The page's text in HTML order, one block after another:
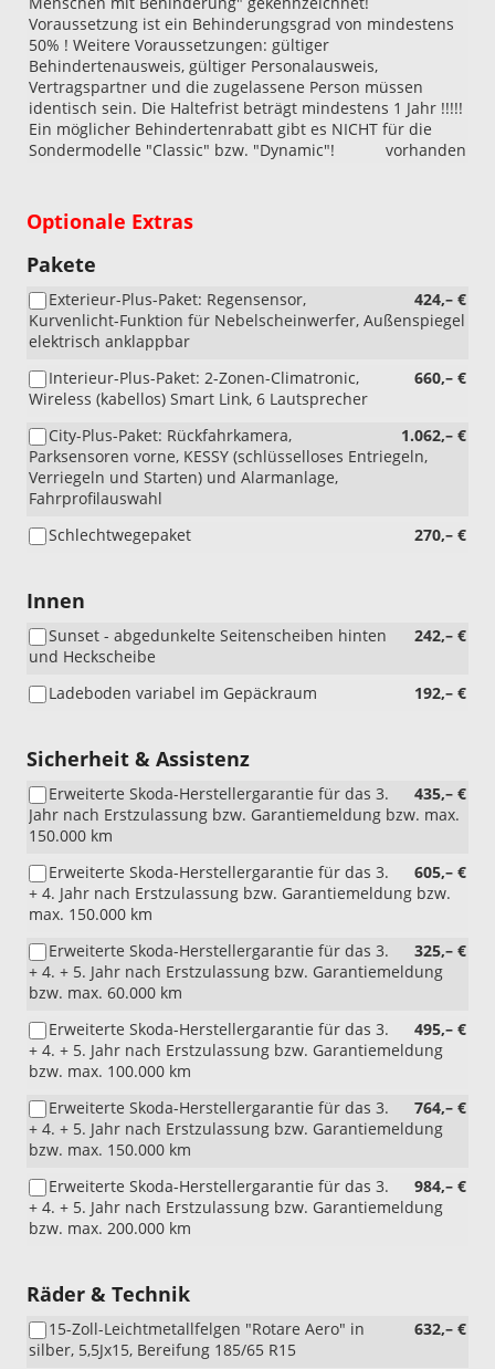
Voraussetzung ist ein Behinderungsgrad von mindestens
50% ! Weitere Voraussetzungen: gültiger
Behindertenausweis, gültiger Personalausweis,
Vertragspartner und die zugelassene Person müssen
identisch sein. Die Haltefrist beträgt mindestens 1 Jahr !!!!!
Ein möglicher Behindertenrabatt gibt es NICHT für die
Sondermodelle "Classic" bzw. "Dynamic"!
vorhanden
Optionale Extras
Pakete
424,– €
Exterieur-Plus-Paket: Regensensor,
Kurvenlicht-Funktion für Nebelscheinwerfer, Außenspiegel
elektrisch anklappbar
660,– €
Interieur-Plus-Paket: 2-Zonen-Climatronic,
Wireless (kabellos) Smart Link, 6 Lautsprecher
1.062,– €
City-Plus-Paket: Rückfahrkamera,
Parksensoren vorne, KESSY (schlüsselloses Entriegeln,
Verriegeln und Starten) und Alarmanlage,
Fahrprofilauswahl
270,– €
Schlechtwegepaket
Innen
242,– €
Sunset - abgedunkelte Seitenscheiben hinten
und Heckscheibe
192,– €
Ladeboden variabel im Gepäckraum
Sicherheit & Assistenz
435,– €
Erweiterte Skoda-Herstellergarantie für das 3.
Jahr nach Erstzulassung bzw. Garantiemeldung bzw. max.
150.000 km
605,– €
Erweiterte Skoda-Herstellergarantie für das 3.
+ 4. Jahr nach Erstzulassung bzw. Garantiemeldung bzw.
max. 150.000 km
325,– €
Erweiterte Skoda-Herstellergarantie für das 3.
+ 4. + 5. Jahr nach Erstzulassung bzw. Garantiemeldung
bzw. max. 60.000 km
495,– €
Erweiterte Skoda-Herstellergarantie für das 3.
+ 4. + 5. Jahr nach Erstzulassung bzw. Garantiemeldung
bzw. max. 100.000 km
764,– €
Erweiterte Skoda-Herstellergarantie für das 3.
+ 4. + 5. Jahr nach Erstzulassung bzw. Garantiemeldung
bzw. max. 150.000 km
984,– €
Erweiterte Skoda-Herstellergarantie für das 3.
+ 4. + 5. Jahr nach Erstzulassung bzw. Garantiemeldung
bzw. max. 200.000 km
Räder & Technik
632,– €
15-Zoll-Leichtmetallfelgen "Rotare Aero" in
silber, 5,5Jx15, Bereifung 185/65 R15